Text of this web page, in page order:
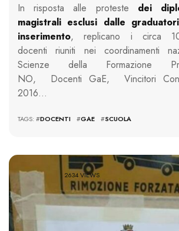
In risposta alle proteste dei
magistrali esclusi dalle
inserimento, replicano i circa
docenti riuniti nei coordinamenti
Scienze della Formazione
NO, Docenti GaE, Vincitori
2016…
TAGS: #DOCENTI #GAE #SCUOLA
2634 VIEWS